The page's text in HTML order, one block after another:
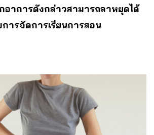
าการดังกล่าวสามารถลาหยุดได้
ารจัดการเรียนการสอน